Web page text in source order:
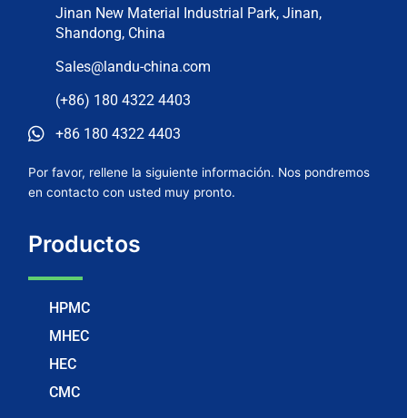
Jinan New Material Industrial Park, Jinan,
Shandong, China
Sales@landu-china.com
(+86) 180 4322 4403
+86 180 4322 4403
Por favor, rellene la siguiente información. Nos pondremos
en contacto con usted muy pronto.
Productos
HPMC
MHEC
HEC
CMC